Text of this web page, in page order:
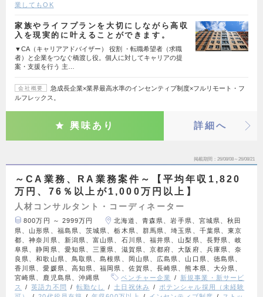
業してもOK
家族やライフプランを大切にしながら高収
入を現実的に叶えることができます。
▼CA（キャリアアドバイザー） 役割 ・転職希望者（求職
者）と企業をつなぐ橋渡し役。個人に対してキャリアの提
案・支援を行う 主…
会社概要
急成長企業×業界最高水準のインセンティブ制度×フルリモート・フ
ルフレックス。
興味あり 詳細へ
掲載期間 26/08/08～26/08/21
～CA業務、RA業務案件～【平均年収1,820
万円、76％以上が1,000万円以上】
人材コンサルタント・コーディネーター
800万円 ～ 2999万円
北海道、青森県、岩手県、宮城県、秋田
県、山形県、福島県、茨城県、栃木県、群馬県、埼玉県、千葉県、東京
都、神奈川県、新潟県、富山県、石川県、福井県、山梨県、長野県、岐
阜県、静岡県、愛知県、三重県、滋賀県、京都府、大阪府、兵庫県、奈
良県、和歌山県、鳥取県、島根県、岡山県、広島県、山口県、徳島県、
香川県、愛媛県、高知県、福岡県、佐賀県、長崎県、熊本県、大分県、
宮崎県、鹿児島県、沖縄県
ベンチャー企業
新規事業・新サービ
ス
英語力不問 転勤なし 土日祝休み
ポテンシャル採用（未経験